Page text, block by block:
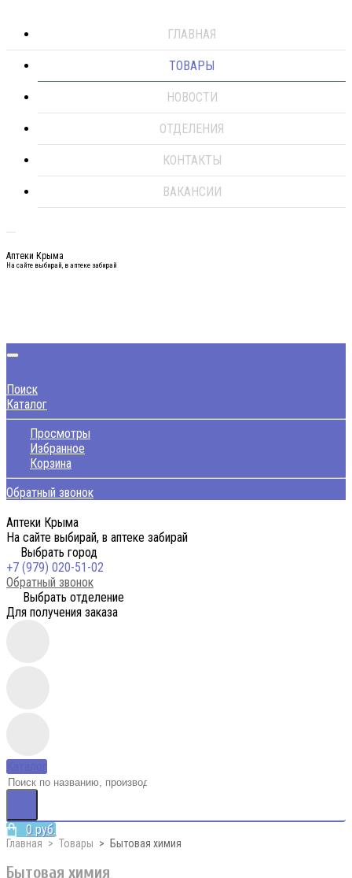
ГЛАВНАЯ
ТОВАРЫ
НОВОСТИ
ОТДЕЛЕНИЯ
КОНТАКТЫ
ВАКАНСИИ
Аптеки Крыма
На сайте выбирай, в аптеке забирай
Поиск
Каталог
Просмотры
Избранное
Корзина
Обратный звонок
Аптеки Крыма
На сайте выбирай, в аптеке забирай
Выбрать город
+7 (979) 020-51-02
Обратный звонок
Выбрать отделение
Для получения заказа
0 руб.
Главная Товары Бытовая химия
Бытовая химия